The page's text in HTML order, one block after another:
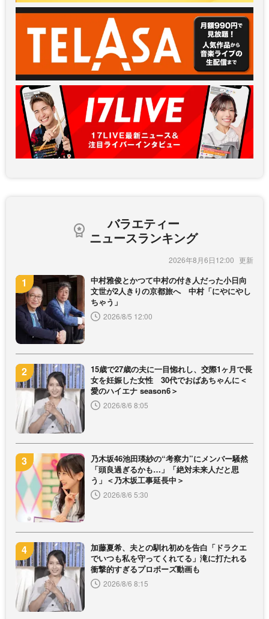
バラエティー
ニュースランキング
2026年8月6日12:00
中村雅俊とかつて中村の付き人だった小日向
文世が2人きりの京都旅へ 中村「にやにやし
ちゃう」
2026/8/5 12:00
15歳で27歳の夫に一目惚れし、交際1ヶ月で長
女を妊娠した女性 30代でおばあちゃんに＜
愛のハイエナ season6＞
2026/8/6 8:05
乃木坂46池田瑛紗の“考察力”にメンバー騒然
「頭良過ぎるかも…」「絶対未来人だと思
う」＜乃木坂工事延長中＞
2026/8/6 5:30
加藤夏希、夫との馴れ初めを告白「ドラクエ
でいつも私を守ってくれてる」滝に打たれる
衝撃的すぎるプロポーズ動画も
2026/8/6 8:15